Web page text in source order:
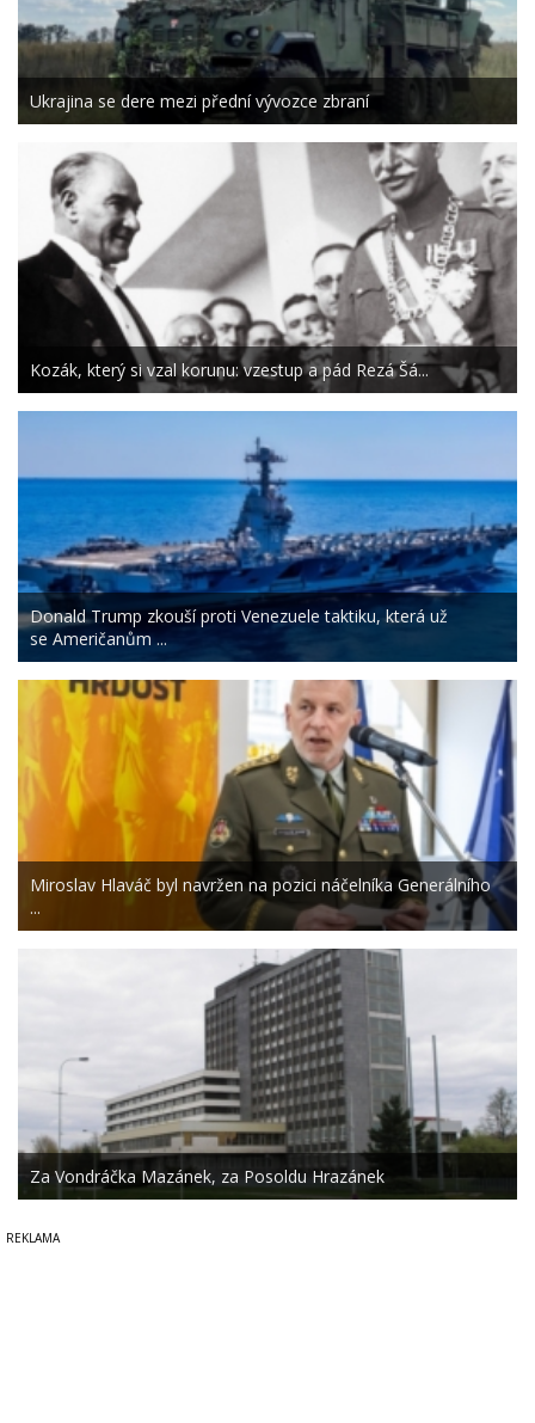
Ukrajina se dere mezi přední vývozce zbraní
Kozák, který si vzal korunu: vzestup a pád Rezá Šá...
Donald Trump zkouší proti Venezuele taktiku, která už
se Američanům ...
Miroslav Hlaváč byl navržen na pozici náčelníka Generálního
...
Za Vondráčka Mazánek, za Posoldu Hrazánek